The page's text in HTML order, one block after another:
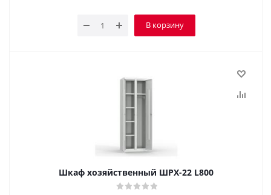
В корзину
Шкаф хозяйственный ШРХ-22 L800